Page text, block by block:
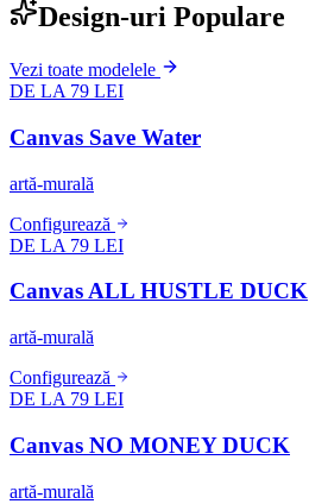
Design-uri Populare
Vezi toate modelele
DE LA 79 LEI
Canvas Save Water
artă-murală
Configurează
DE LA 79 LEI
Canvas ALL HUSTLE DUCK
artă-murală
Configurează
DE LA 79 LEI
Canvas NO MONEY DUCK
artă-murală